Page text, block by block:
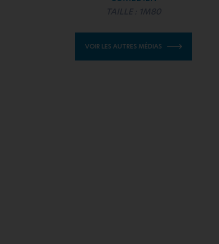
TAILLE : 1M80
VOIR LES AUTRES MÉDIAS